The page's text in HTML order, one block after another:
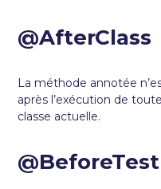
@AfterClass
La méthode annotée
après l’exécution de
classe actuelle.
@BeforeTest